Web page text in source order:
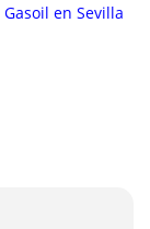
Gasoil en Sevilla